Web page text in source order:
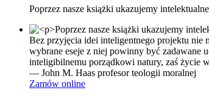
Poprzez nasze książki ukazujemy
Bez przyjęcia idei inteligentnego projektu nie
wybrane eseje z niej powinny być zadawane
inteligibilnemu porządkowi natury, zaś życie
— John M. Haas profesor teologii moralnej
Zamów online